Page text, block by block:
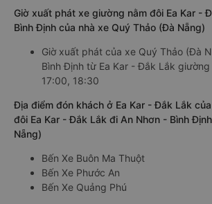
Giờ xuất phát xe giường nằm đôi Ea Kar -
Bình Định của nhà xe Quý Thảo (Đà Nẵng)
Giờ xuất phát của xe Quý Thảo (Đà
Bình Định từ Ea Kar - Đắk Lắk
17:00, 18:30
Địa điểm đón khách ở Ea Kar - Đắk Lắk
đôi Ea Kar - Đắk Lắk đi An Nhơn - Bình
Nẵng)
Bến Xe Buôn Ma Thuột
Bến Xe Phước An
Bến Xe Quảng Phú